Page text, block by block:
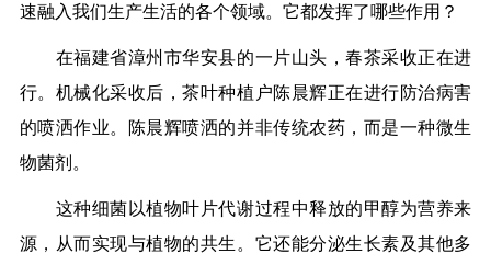
速融入我们生产生活的各个领域。它都发挥了哪些作用？
在福建省漳州市华安县的一片山头，春茶采收正在进
行。机械化采收后，茶叶种植户陈晨辉正在进行防治病害
的喷洒作业。陈晨辉喷洒的并非传统农药，而是一种微生
物菌剂。
这种细菌以植物叶片代谢过程中释放的甲醇为营养来
源，从而实现与植物的共生。它还能分泌生长素及其他多